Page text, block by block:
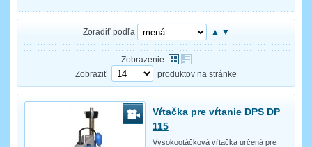
Zoradiť podľa ▲ ▼
Zobrazenie:
Zobraziť
produktov na stránke
Vŕtačka pre vŕtanie DPS DP
115
Vysokootáčková vŕtačka určená pre